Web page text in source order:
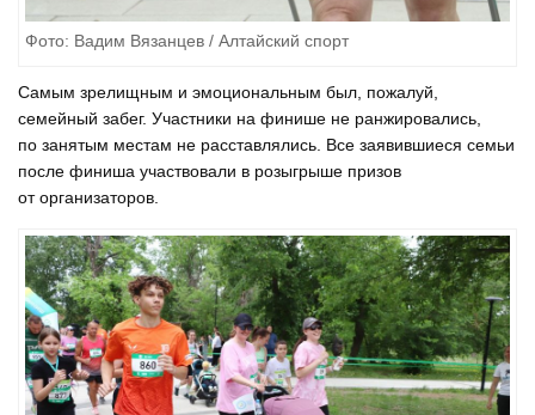
Фото: Вадим Вязанцев / Алтайский спорт
Самым зрелищным и эмоциональным был, пожалуй,
семейный забег. Участники на финише не ранжировались,
по занятым местам не расставлялись. Все заявившиеся семьи
после финиша участвовали в розыгрыше призов
от организаторов.